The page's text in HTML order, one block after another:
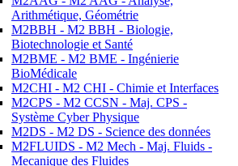
Arithmétique, Géométrie
M2BBH - M2 BBH - Biologie,
Biotechnologie et Santé
M2BME - M2 BME - Ingénierie
BioMédicale
M2CHI - M2 CHI - Chimie et Interfaces
M2CPS - M2 CCSN - Maj. CPS -
Système Cyber Physique
M2DS - M2 DS - Science des données
M2FLUIDS - M2 Mech - Maj. Fluids -
Mecanique des Fluides